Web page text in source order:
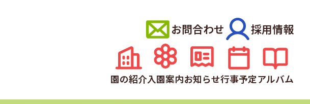
園の紹介入園案内お知らせ行事予定アルバム
お問合わせ 採用情報